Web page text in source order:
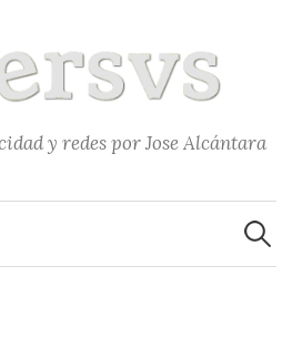
y redes por Jose Alcántara